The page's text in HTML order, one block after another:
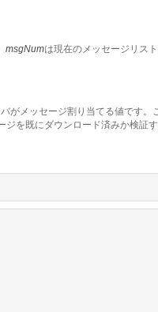
msgNumは現在のメッセージリス
がメッセージ割り当てる値です。
ジを既にダウンロード済みか検証